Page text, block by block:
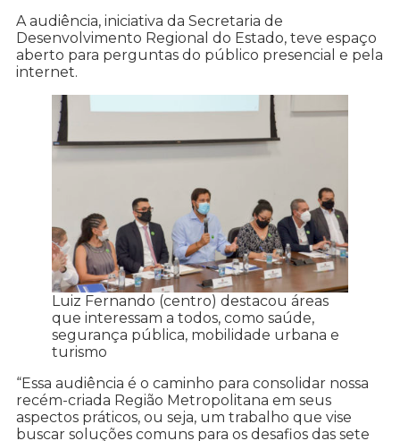
A audiência, iniciativa da Secretaria de
Desenvolvimento Regional do Estado, teve espaço
aberto para perguntas do público presencial e pela
internet.
Luiz Fernando (centro) destacou áreas
que interessam a todos, como saúde,
segurança pública, mobilidade urbana e
turismo
“Essa audiência é o caminho para consolidar nossa
recém-criada Região Metropolitana em seus
aspectos práticos, ou seja, um trabalho que vise
buscar soluções comuns para os desafios das sete